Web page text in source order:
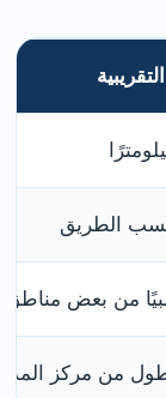
الطريق
من بعض مناطق
من مركز